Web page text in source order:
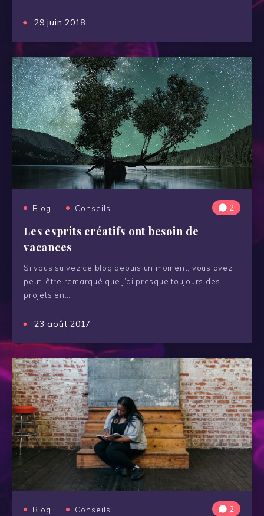
29 juin 2018
Blog Conseils 2
Les esprits créatifs ont besoin de
vacances
Si vous suivez ce blog depuis un moment, vous avez
peut-être remarqué que j’ai presque toujours des
projets en…
23 août 2017
Blog Conseils 2